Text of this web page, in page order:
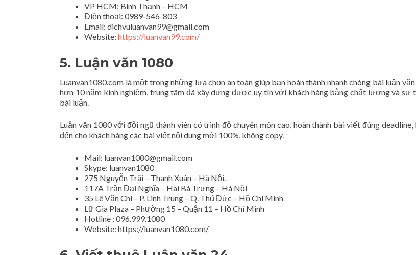
VP HCM: Bình Thạnh – HCM
Điện thoại: 0989-546-803
Email: dichvuluanvan99@gmail.com
Website: https://luanvan99.com/
5. Luận văn 1080
Luanvan1080.com là một trong những lựa chọn an toàn giúp bạn hoàn thành nhanh chóng bài luận
hơn 10 năm kinh nghiệm, trung tâm đã xây dựng được uy tín với khách hàng bằng chất lượng và
bài luận.
Luận văn 1080 với đội ngũ thành viên có trình độ chuyên môn cao, hoàn thành bài viết đúng
đến cho khách hàng các bài viết nội dung mới 100%, không copy.
Mail: luanvan1080@gmail.com
Skype: luanvan1080
275 Nguyễn Trãi – Thanh Xuân – Hà Nội.
117A Trần Đại Nghĩa – Hai Bà Trưng – Hà Nội
35 Lê Văn Chí – P. Linh Trung – Q. Thủ Đức – Hồ Chí Minh
Lữ Gia Plaza – Phường 15 – Quận 11 – Hồ Chí Minh
Hotline : 096.999.1080
Website: https://luanvan1080.com/